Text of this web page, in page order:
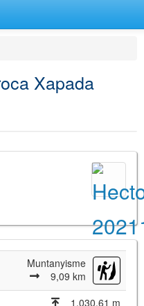
Xapada
Muntanyisme
9,09 km
1.030,61 m